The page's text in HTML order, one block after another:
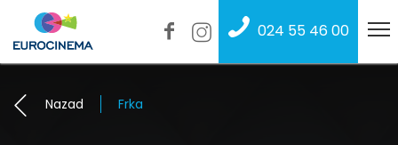
024 55 46 00
Nazad Frka